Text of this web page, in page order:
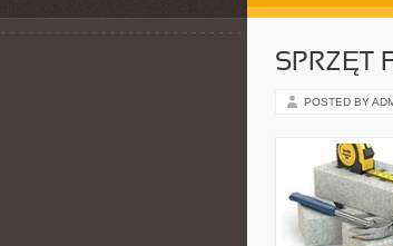
SPRZĘT
POSTED BY